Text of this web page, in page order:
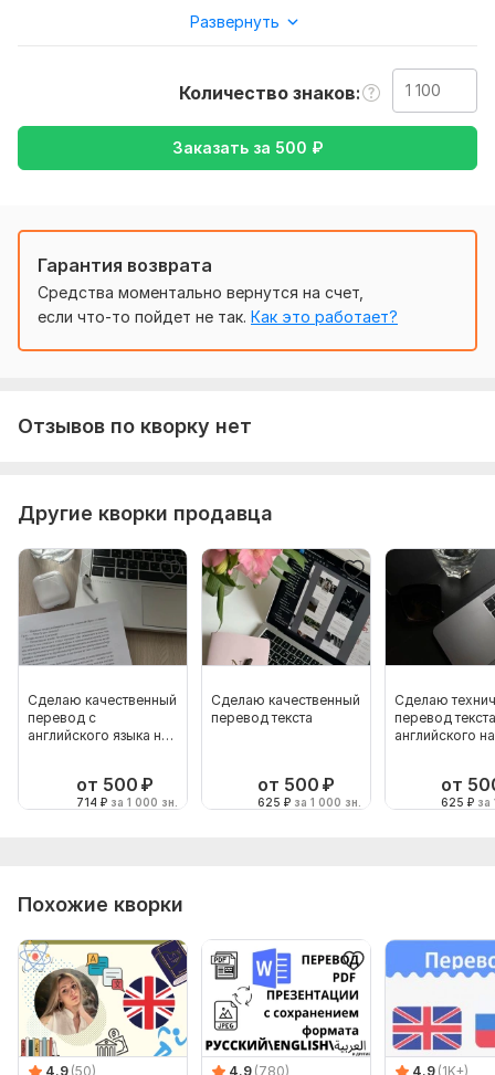
Покупателю требуется скинуть мне текст, желательно в
Отдых и развлечения,Семья,
дети,
Электроника, гаджеты, Другое
с Французского на Русский
Объем услуги в кворке:
Развернуть
Количество знаков
Заказать за 500 ₽
Гарантия возврата
Средства моментально вернутся на счет,
если что-то пойдет не так. Как это работает?
Отзывов по кворку нет
Другие кворки продавца
Сделаю качественный
перевод с
английского языка на
от 500 ₽
714 ₽ за 1 000 зн.
Сделаю качественный
перевод текста
от 500 ₽
625 ₽ за 1 000 зн.
Сделаю
перевод
английского на
от
625 ₽ за
Похожие кворки
4.9 (50) 4.9 (780) 4.9 (1K+)